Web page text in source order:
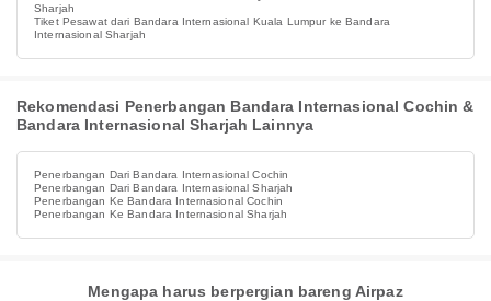
Sharjah
Tiket Pesawat dari Bandara Internasional Kuala Lumpur ke Bandara
Internasional Sharjah
Rekomendasi Penerbangan Bandara Internasional Cochin &
Bandara Internasional Sharjah Lainnya
Penerbangan Dari Bandara Internasional Cochin
Penerbangan Dari Bandara Internasional Sharjah
Penerbangan Ke Bandara Internasional Cochin
Penerbangan Ke Bandara Internasional Sharjah
Mengapa harus berpergian bareng Airpaz